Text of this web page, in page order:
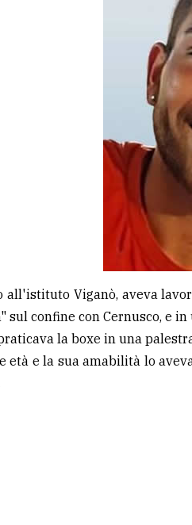
all'istituto Viganò, aveva
sul confine con Cernusco, e
la boxe in una
età e la sua amabilità lo